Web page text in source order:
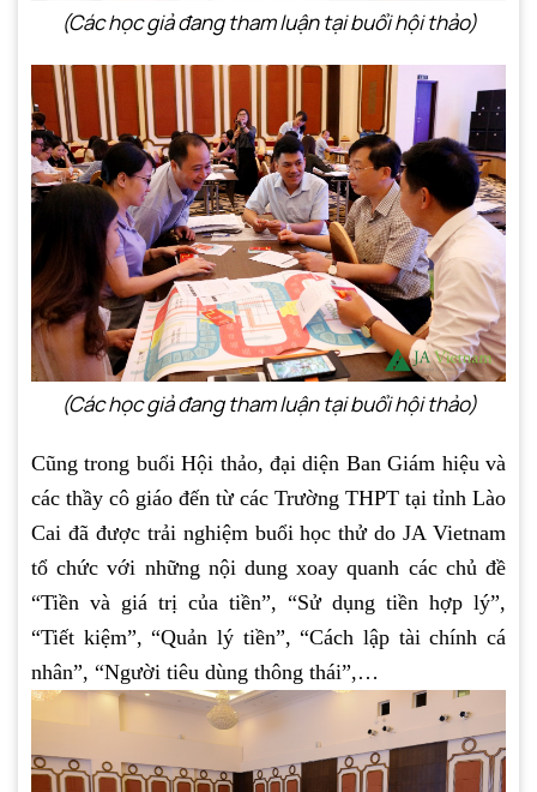
(Các học giả đang tham luận tại buổi hội thảo)
(Các học giả đang tham luận tại buổi hội thảo)
Cũng trong buổi Hội thảo, đại diện Ban Giám hiệu và
các thầy cô giáo đến từ các Trường THPT tại tỉnh Lào
Cai đã được trải nghiệm buổi học thử do JA Vietnam
tổ chức với những nội dung xoay quanh các chủ đề
“Tiền và giá trị của tiền”, “Sử dụng tiền hợp lý”,
“Tiết kiệm”, “Quản lý tiền”, “Cách lập tài chính cá
nhân”, “Người tiêu dùng thông thái”,…